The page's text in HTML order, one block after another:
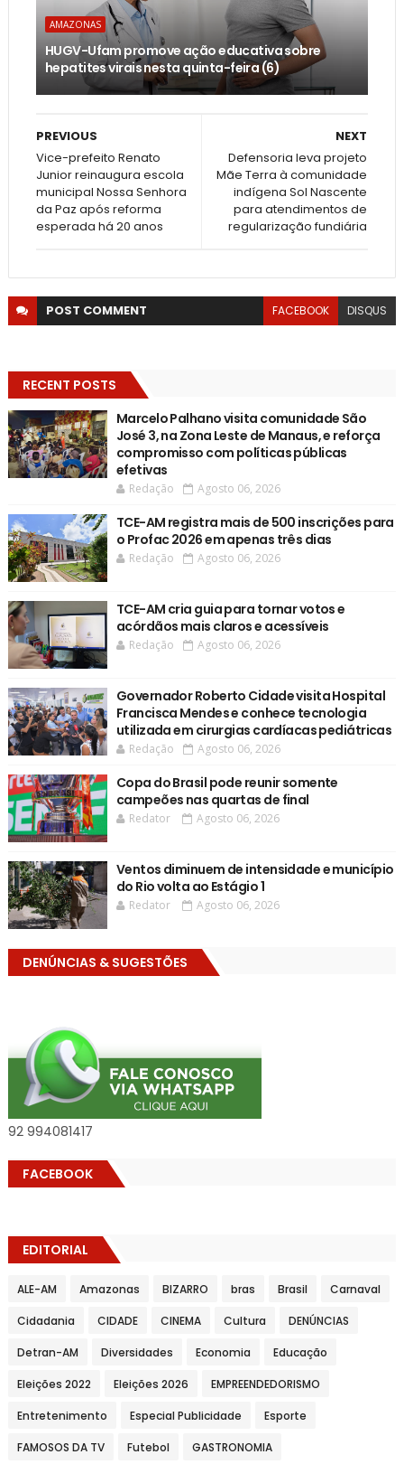
AMAZONAS
HUGV-Ufam promove ação educativa sobre
hepatites virais nesta quinta-feira (6)
NEXT
Defensoria leva projeto
Mãe Terra à comunidade
indígena Sol Nascente
para atendimentos de
regularização fundiária
PREVIOUS
Vice-prefeito Renato
Junior reinaugura escola
municipal Nossa Senhora
da Paz após reforma
esperada há 20 anos
POST COMMENT FACEBOOK DISQUS
RECENT POSTS
Marcelo Palhano visita comunidade São
José 3, na Zona Leste de Manaus, e reforça
compromisso com políticas públicas
efetivas
Redação Agosto 06, 2026
TCE-AM registra mais de 500 inscrições para
o Profac 2026 em apenas três dias
Redação Agosto 06, 2026
TCE-AM cria guia para tornar votos e
acórdãos mais claros e acessíveis
Redação Agosto 06, 2026
Governador Roberto Cidade visita Hospital
Francisca Mendes e conhece tecnologia
utilizada em cirurgias cardíacas pediátricas
Redação Agosto 06, 2026
Copa do Brasil pode reunir somente
campeões nas quartas de final
Redator Agosto 06, 2026
Ventos diminuem de intensidade e município
do Rio volta ao Estágio 1
Redator Agosto 06, 2026
DENÚNCIAS & SUGESTÕES
92 994081417
FACEBOOK
EDITORIAL
ALE-AM Amazonas BIZARRO bras Brasil Carnaval
Cidadania CIDADE CINEMA Cultura DENÚNCIAS
Detran-AM Diversidades Economia Educação
Eleições 2022 Eleições 2026 EMPREENDEDORISMO
Entretenimento Especial Publicidade Esporte
FAMOSOS DA TV Futebol GASTRONOMIA